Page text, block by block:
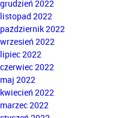
grudzień 2022
listopad 2022
październik 2022
wrzesień 2022
lipiec 2022
czerwiec 2022
maj 2022
kwiecień 2022
marzec 2022